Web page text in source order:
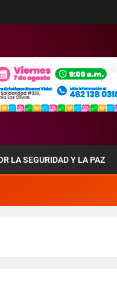
Y LA PAZ